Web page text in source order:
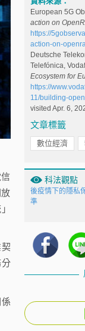
European 5G
action on
https://
action-on-
Deutsche
Telefónica,
Ecosystem for
https://
11/building-
visited Apr. 6,
文章標籤
數位經濟
科法觀點
後疫情下的隱私
準